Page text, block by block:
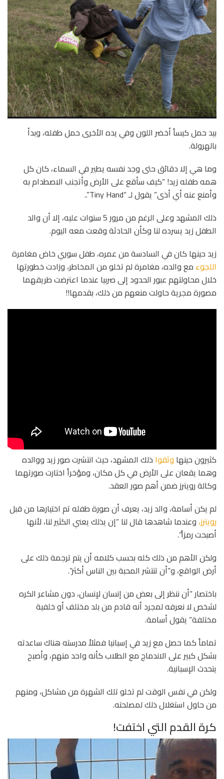
بيد حمل كيساً أخضر اللون وفي يده الأخرى حمل طفله، وبدأ
بالهرولة.
وما هي إلا دقائق حتى وجد نفسه يطير في السماء، كان كل
همه طفله زيد! “كيف سأقع على الأرض وأتجنب الاصطدام به
وأمنع عنه أي أذى” يقول لـ “Tiny Hand”..
ذلك المشهد وعلى الرغم من مرور 5 سنوات عليه، إلا أن والد
الطفل زيد يسرده لنا وكأن الحادثة وقعت معه اليوم.
زيد حينها كان في السادسة من عمره، طفل سوري خاض مغامرة
اللجوء مع والده، مغامرة لم تخلو من المخاطر، وزادت خطورتها
خلال محاولتهم عبور الحدود إلى صربيا عندما اعترضت طريقهما
مصورة مجرية حاولت منعهم من ذلك، بقدمها!!
كثيرون حينها وثقوا ذلك المشهد، حيث انتشرت صور زيد ووالده
وهما يقعان على الأرض في كل مكان، ومؤخراً اختارت صورتهما
وكالة رويترز ضمن أهم صور العقد.
لم يكن أسامة، والد زيد، يعرف أن صورة طفله تم اختيارها من قبل
رويترز، وعندما شاهدها قال لنا “إن يذلك يعني الكثير لنا، لأنها
أصبحت رمزاً”.
ولكن الأهم من ذلك كله بحسب كلامه أن يتم ترجمة ذلك على
أرض الواقع، و”أن تنتشر المحبة بين الناس أكثر”.
باختصار “أن ننظر إلى بعض من إنسان لإنسان، دون مشاعر الكره
لشخص لا نعرفه لمجرد أنه قادم من بلد مختلف أو خلفية
مختلفة” يقول أسامة.
تماماً كما حصل مع زيد في إسبانيا فمثلاً مدرسته هناك ساعدته
بشكل كبير على الاندماج مع الطلاب كأنه واحد منهم، وأصبح
يتحدث الإسبانية.
ولكن في نفس الوقت لم تخلو تلك الشهرة من مشاكل، ومنهم
من حاول استغلال ذلك لمصلحته.
كرة القدم التي اختفت!